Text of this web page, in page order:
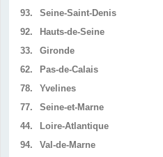
93.
Seine-Saint-Denis
92.
Hauts-de-Seine
33.
Gironde
62.
Pas-de-Calais
78.
Yvelines
77.
Seine-et-Marne
44.
Loire-Atlantique
94.
Val-de-Marne